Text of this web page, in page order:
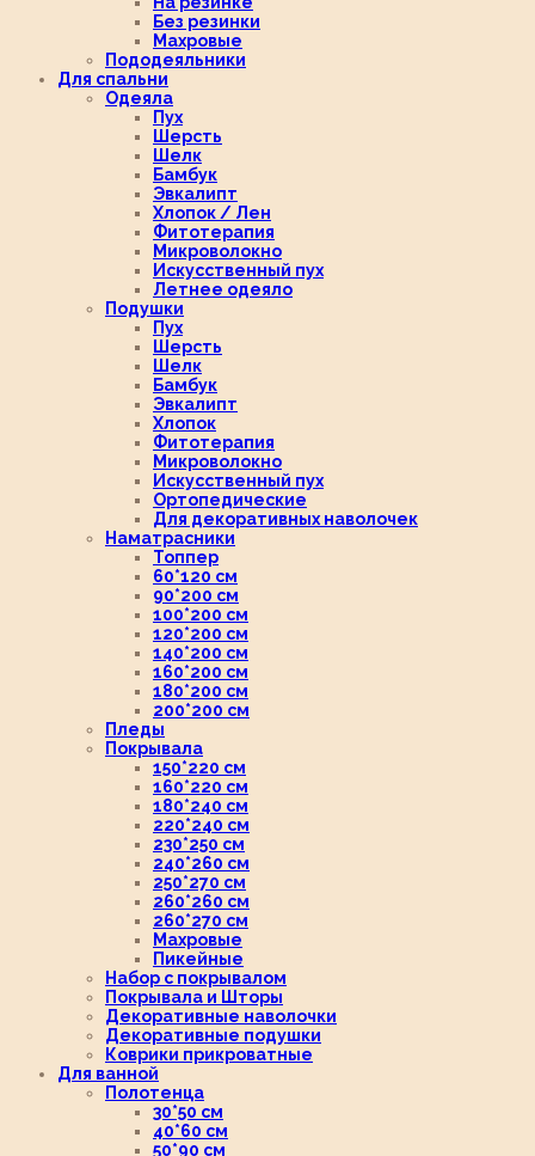
Без резинки
Махровые
Пододеяльники
Для спальни
Одеяла
Пух
Шерсть
Шелк
Бамбук
Эвкалипт
Хлопок / Лен
Фитотерапия
Микроволокно
Искусственный пух
Летнее одеяло
Подушки
Пух
Шерсть
Шелк
Бамбук
Эвкалипт
Хлопок
Фитотерапия
Микроволокно
Искусственный пух
Ортопедические
Для декоративных наволочек
Наматрасники
Топпер
60*120 см
90*200 см
100*200 см
120*200 см
140*200 см
160*200 см
180*200 см
200*200 см
Пледы
Покрывала
150*220 см
160*220 см
180*240 см
220*240 см
230*250 см
240*260 см
250*270 см
260*260 см
260*270 см
Махровые
Пикейные
Набор с покрывалом
Покрывала и Шторы
Декоративные наволочки
Декоративные подушки
Коврики прикроватные
Для ванной
Полотенца
30*50 см
40*60 см
50*90 см